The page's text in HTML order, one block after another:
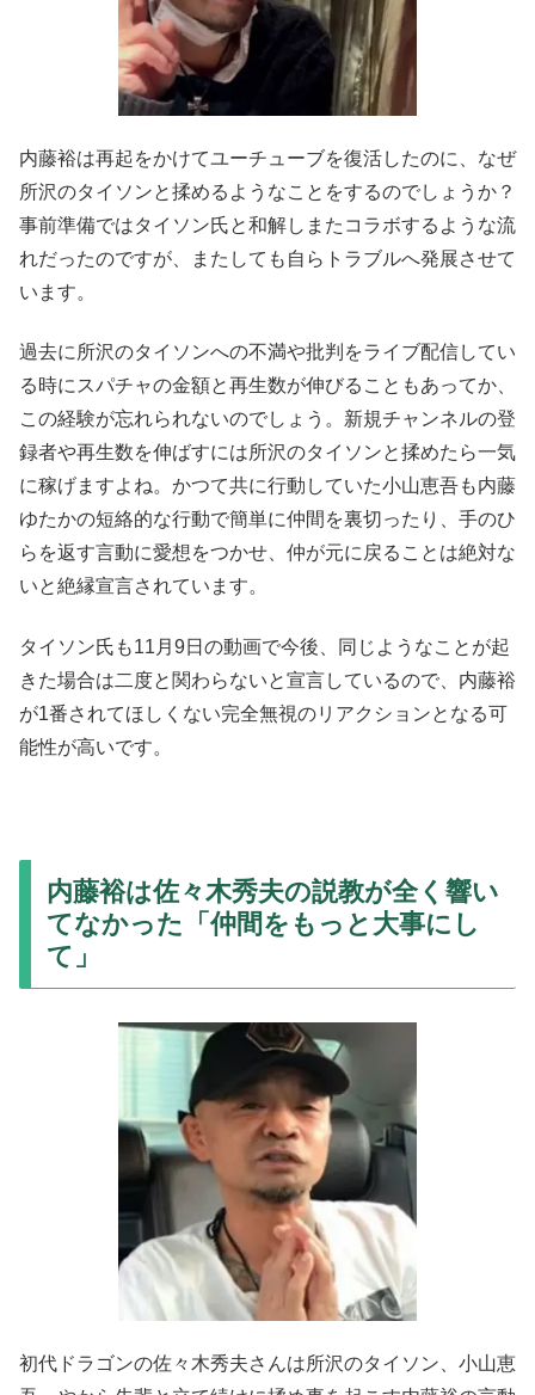
内藤裕は再起をかけてユーチューブを復活したのに、なぜ
所沢のタイソンと揉めるようなことをするのでしょうか？
事前準備ではタイソン氏と和解しまたコラボするような流
れだったのですが、またしても自らトラブルへ発展させて
います。
過去に所沢のタイソンへの不満や批判をライブ配信してい
る時にスパチャの金額と再生数が伸びることもあってか、
この経験が忘れられないのでしょう。新規チャンネルの登
録者や再生数を伸ばすには所沢のタイソンと揉めたら一気
に稼げますよね。かつて共に行動していた小山恵吾も内藤
ゆたかの短絡的な行動で簡単に仲間を裏切ったり、手のひ
らを返す言動に愛想をつかせ、仲が元に戻ることは絶対な
いと絶縁宣言されています。
タイソン氏も11月9日の動画で今後、同じようなことが起
きた場合は二度と関わらないと宣言しているので、内藤裕
が1番されてほしくない完全無視のリアクションとなる可
能性が高いです。
内藤裕は佐々木秀夫の説教が全く響い
てなかった「仲間をもっと大事にし
て」
初代ドラゴンの佐々木秀夫さんは所沢のタイソン、小山恵